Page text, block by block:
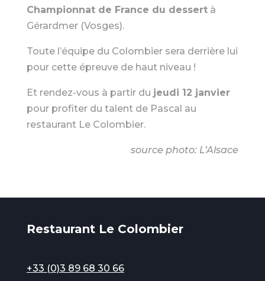
Championnat de France du dessertà
Gérardmer (Vosges).
Toute l’équipe du Colombier sera derrière lui
pour cette épreuve de haut niveau !
Et rendez-vous à partir du jeudi 12 janvier
pour profiter du talent de Pascal au
restaurant Le Colombier.
source photo: L’Alsace
Restaurant Le Colombier
+33 (0)3 89 68 30 66